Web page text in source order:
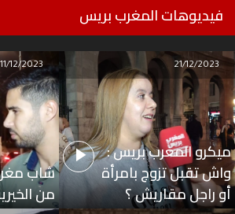
فيديوهات المغرب بريس
ميكرو المغرب بريس :
واش تقبل تزوج بامرأة
أو راجل مقاريش ؟
21/12/2023
شاب
من
11/12/2023